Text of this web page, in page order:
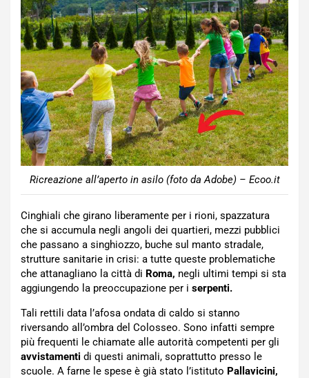
Ricreazione all’aperto in asilo (foto da Adobe) – Ecoo.it
Cinghiali che girano liberamente per i rioni, spazzatura
che si accumula negli angoli dei quartieri, mezzi pubblici
che passano a singhiozzo, buche sul manto stradale,
strutture sanitarie in crisi: a tutte queste problematiche
che attanagliano la città di Roma, negli ultimi tempi si sta
aggiungendo la preoccupazione per i serpenti.
Tali rettili data l’afosa ondata di caldo si stanno
riversando all’ombra del Colosseo. Sono infatti sempre
più frequenti le chiamate alle autorità competenti per gli
avvistamenti di questi animali, soprattutto presso le
scuole. A farne le spese è già stato l’istituto Pallavicini,